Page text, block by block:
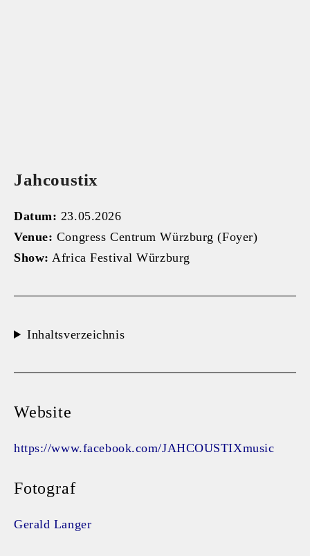
Jahcoustix
Datum: 23.05.2026
Venue: Congress Centrum Würzburg (Foyer)
Show: Africa Festival Würzburg
Inhaltsverzeichnis
Website
https://www.facebook.com/JAHCOUSTIXmusic
Fotograf
Gerald Langer